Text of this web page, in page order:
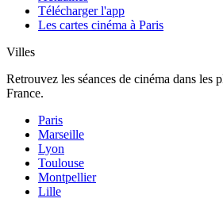
Télécharger l'app
Les cartes cinéma à Paris
Villes
Retrouvez les séances de cinéma dans les
France.
Paris
Marseille
Lyon
Toulouse
Montpellier
Lille